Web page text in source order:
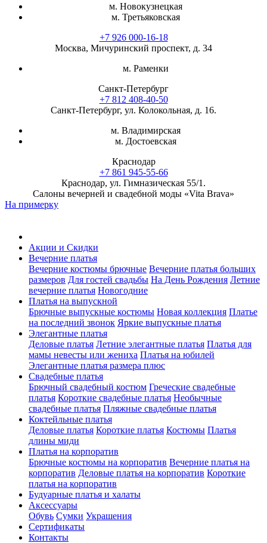
м. Новокузнецкая
м. Третьяковская
+7 926 000-16-18
Москва, Мичуринский проспект, д. 34
м. Раменки
Санкт-Петербург
+7 812 408-40-50
Санкт-Петербург, ул. Колокольная, д. 16.
м. Владимирская
м. Достоевская
Краснодар
+7 861 945-55-66
Краснодар, ул. Гимназическая 55/1.
Салоны вечерней и свадебной моды «Vita Brava»
На примерку
Акции и Скидки
Вечерние платья
Вечерние костюмы брючные Вечерние платья больших
размеров Для гостей свадьбы На День Рождения Летние
вечерние платья Новогодние
Платья на выпускной
Брючные выпускные костюмы Новая коллекция Платье
на последний звонок Яркие выпускные платья
Элегантные платья
Деловые платья Летние элегантные платья Платья для
мамы невесты или жениха Платья на юбилей
Элегантные платья размера плюс
Свадебные платья
Брючный свадебный костюм Греческие свадебные
платья Короткие свадебные платья Необычные
свадебные платья Пляжные свадебные платья
Коктейльные платья
Деловые платья Короткие платья Костюмы Платья
длины миди
Платья на корпоратив
Брючные костюмы на корпоратив Вечерние платья на
корпоратив Деловые платья на корпоратив Короткие
платья на корпоратив
Будуарные платья и халаты
Аксессуары
Обувь Сумки Украшения
Сертификаты
Контакты